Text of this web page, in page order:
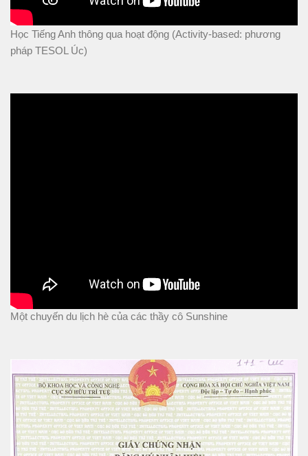
Học Tiếng Anh thông qua hoạt động (Activity-based: phương
pháp TESOL Úc)
Một chuyến du lịch hè của các thầy cô Sunshine